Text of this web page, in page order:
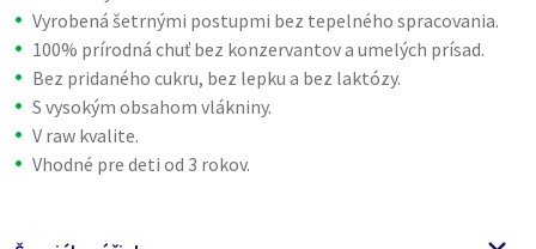
Vyrobená šetrnými postupmi bez tepelného spracovania.
100% prírodná chuť bez konzervantov a umelých prísad.
Bez pridaného cukru, bez lepku a bez laktózy.
S vysokým obsahom vlákniny.
V raw kvalite.
Vhodné pre deti od 3 rokov.